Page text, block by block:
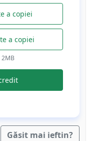
a copiei
a copiei
2МB
Găsit mai ieftin?